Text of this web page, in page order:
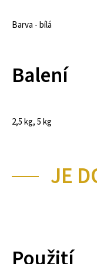
Barva - bílá
Balení
2,5 kg, 5 kg
JE